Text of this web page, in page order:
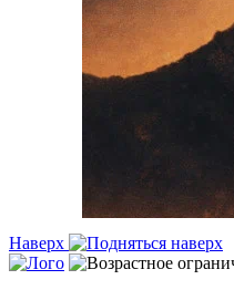
Наверх